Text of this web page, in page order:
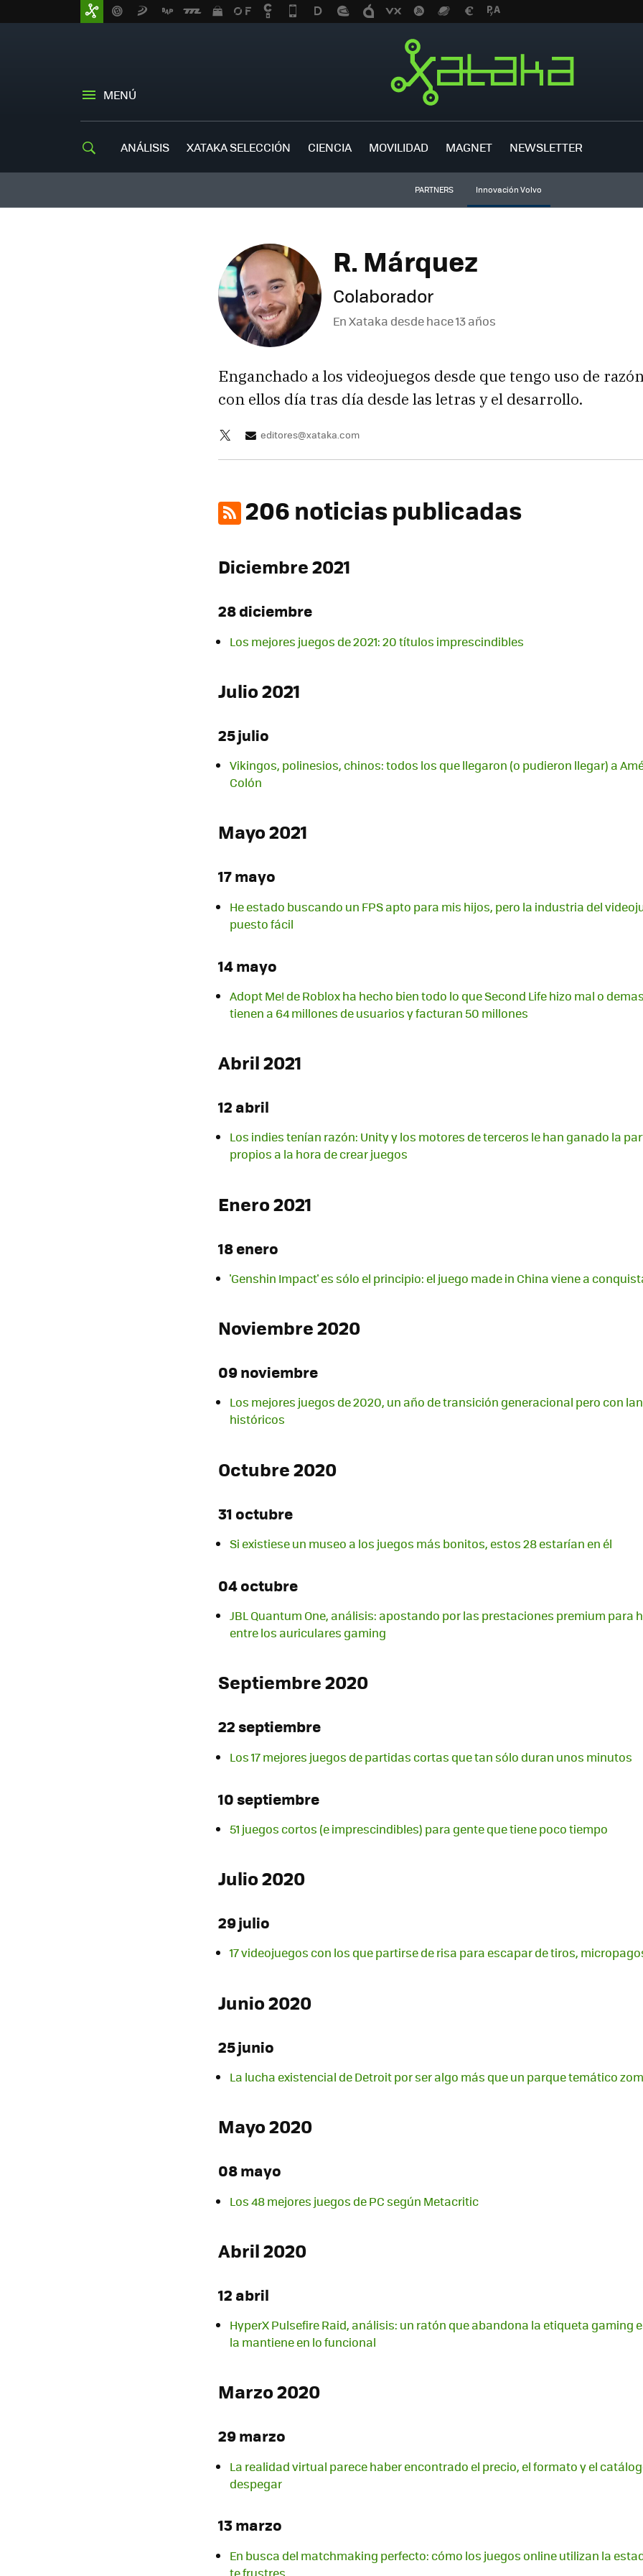
MENÚ
ANÁLISIS XATAKA SELECCIÓN CIENCIA MOVILIDAD MAGNET NEWSLETTER
PARTNERS Innovación Volvo
R. Márquez
Colaborador
En Xataka desdehace 13 años
Enganchado a los videojuegos desde que tengo uso de
con ellos día tras día desde las letras y el desarrollo.
editores@xataka.com
206 noticias publicadas
Diciembre 2021
28 diciembre
Los mejores juegos de 2021: 20 títulos imprescindibles
Julio 2021
25 julio
Vikingos, polinesios, chinos: todos los que llegaron (o pudieron llegar) a
Colón
Mayo 2021
17 mayo
He estado buscando un FPS apto para mis hijos, pero la industria del
puesto fácil
14 mayo
Adopt Me! de Roblox ha hecho bien todo lo que Second Life hizo mal o
tienen a 64 millones de usuarios y facturan 50 millones
Abril 2021
12 abril
Los indies tenían razón: Unity y los motores de terceros le han ganado la
propios a la hora de crear juegos
Enero 2021
18 enero
'Genshin Impact' es sólo el principio: el juego made in China viene a
Noviembre 2020
09 noviembre
Los mejores juegos de 2020, un año de transición generacional pero con
históricos
Octubre 2020
31 octubre
Si existiese un museo a los juegos más bonitos, estos 28 estarían en él
04 octubre
JBL Quantum One, análisis: apostando por las prestaciones premium para
entre los auriculares gaming
Septiembre 2020
22 septiembre
Los 17 mejores juegos de partidas cortas que tan sólo duran unos minutos
10 septiembre
51 juegos cortos (e imprescindibles) para gente que tiene poco tiempo
Julio 2020
29 julio
17 videojuegos con los que partirse de risa para escapar de tiros,
Junio 2020
25 junio
La lucha existencial de Detroit por ser algo más que un parque temático
Mayo 2020
08 mayo
Los 48 mejores juegos de PC según Metacritic
Abril 2020
12 abril
HyperX Pulsefire Raid, análisis: un ratón que abandona la etiqueta gaming
la mantiene en lo funcional
Marzo 2020
29 marzo
La realidad virtual parece haber encontrado el precio, el formato y el
despegar
13 marzo
En busca del matchmaking perfecto: cómo los juegos online utilizan la
te frustres